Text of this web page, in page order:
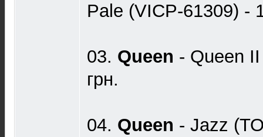
Pale (VICP-61309) -
03. Queen - Queen
грн.
04. Queen - Jazz